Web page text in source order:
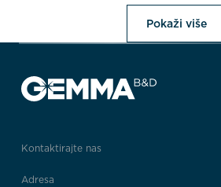
Pokaži više
Kontaktirajte nas
Adresa